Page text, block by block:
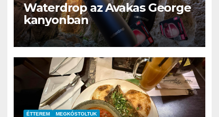
Waterdrop az Avakas George
kanyonban
ÉTTEREM MEGKÓSTOLTUK